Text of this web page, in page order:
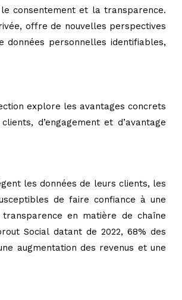
consentement et la transparence.
offre de nouvelles perspectives
personnelles identifiables,
explore les avantages concrets
d’engagement et d’avantage
les données de leurs clients, les
de faire confiance à une
en matière de chaîne
Social datant de 2022, 68% des
augmentation des revenus et une